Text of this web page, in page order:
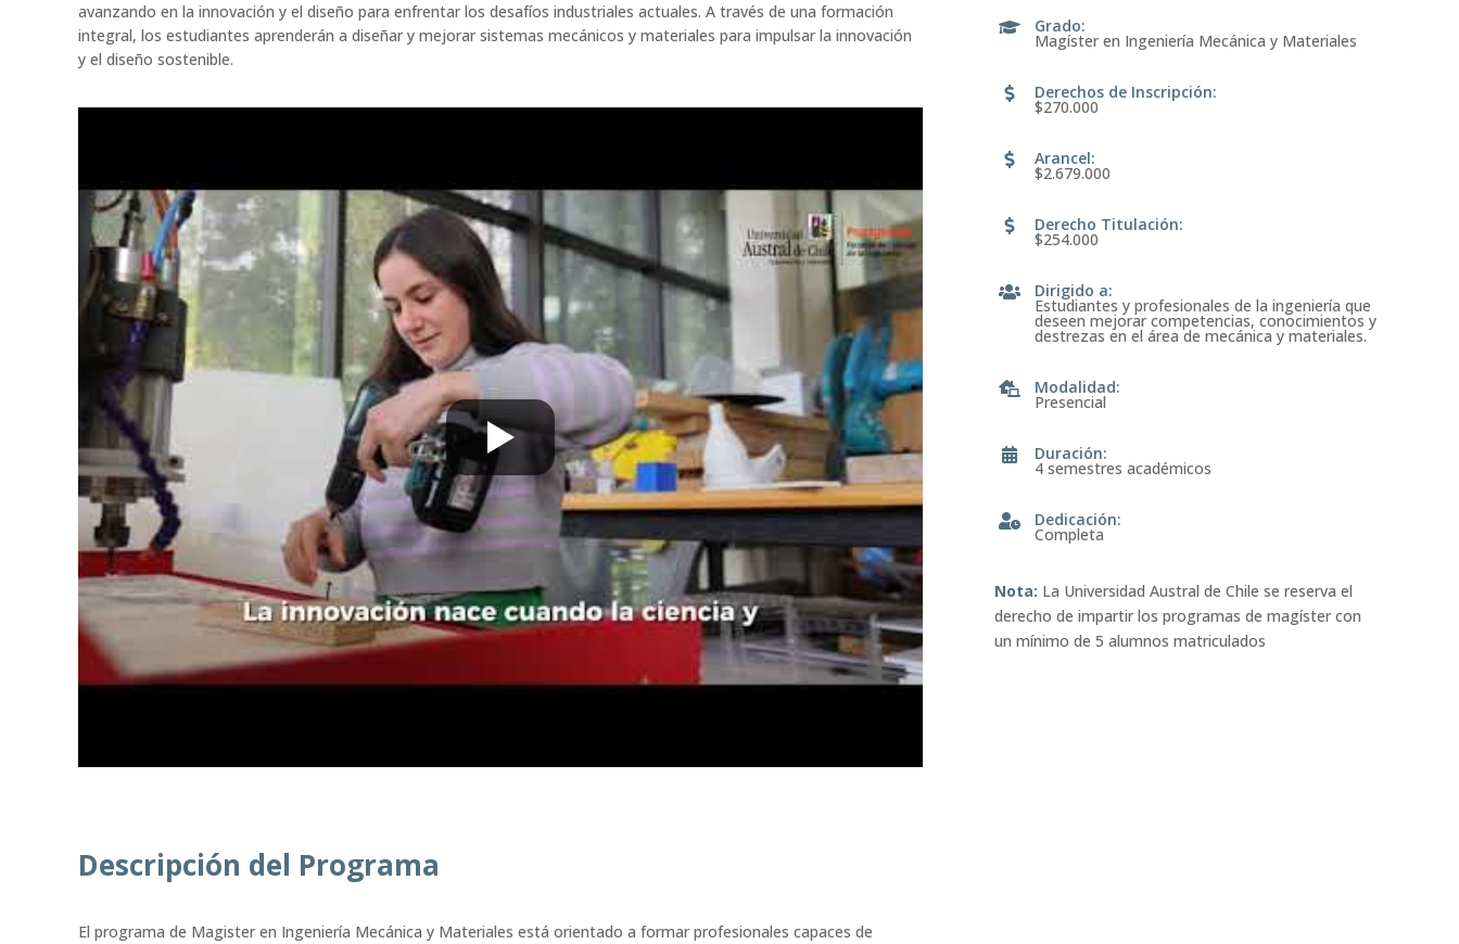
avanzando en la innovación y el diseño para enfrentar los desafíos industriales actuales. A través de una formación
integral, los estudiantes aprenderán a diseñar y mejorar sistemas mecánicos y materiales para impulsar la innovación
y el diseño sostenible.
Descripción del Programa
El programa de Magister en Ingeniería Mecánica y Materiales está orientado a formar profesionales capaces de
Grado:
Magíster en Ingeniería Mecánica y Materiales
Derechos de Inscripción:
$270.000
Arancel:
$2.679.000
Derecho Titulación:
$254.000
Dirigido a:
Estudiantes y profesionales de la ingeniería que
deseen mejorar competencias, conocimientos y
destrezas en el área de mecánica y materiales.
Modalidad:
Presencial
Duración:
4 semestres académicos
Dedicación:
Completa
Nota: La Universidad Austral de Chile se reserva el
derecho de impartir los programas de magíster con
un mínimo de 5 alumnos matriculados